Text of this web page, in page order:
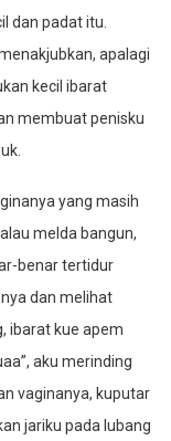
dan padat itu.
apalagi
kecil ibarat
membuat penisku
yang masih
melda bangun,
benar tertidur
dan melihat
ibarat kue apem
aku merinding
vaginanya, kuputar
jariku pada lubang